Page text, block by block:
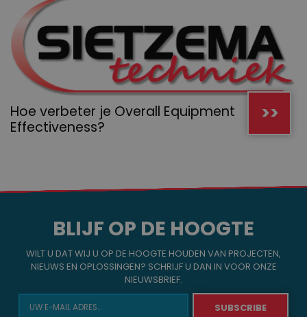
>>
Hoe verbeter je Overall Equipment
Effectiveness?
BLIJF OP DE HOOGTE
WILT U DAT WIJ U OP DE HOOGTE HOUDEN VAN PROJECTEN,
NIEUWS EN OPLOSSINGEN? SCHRIJF U DAN IN VOOR ONZE
NIEUWSBRIEF.